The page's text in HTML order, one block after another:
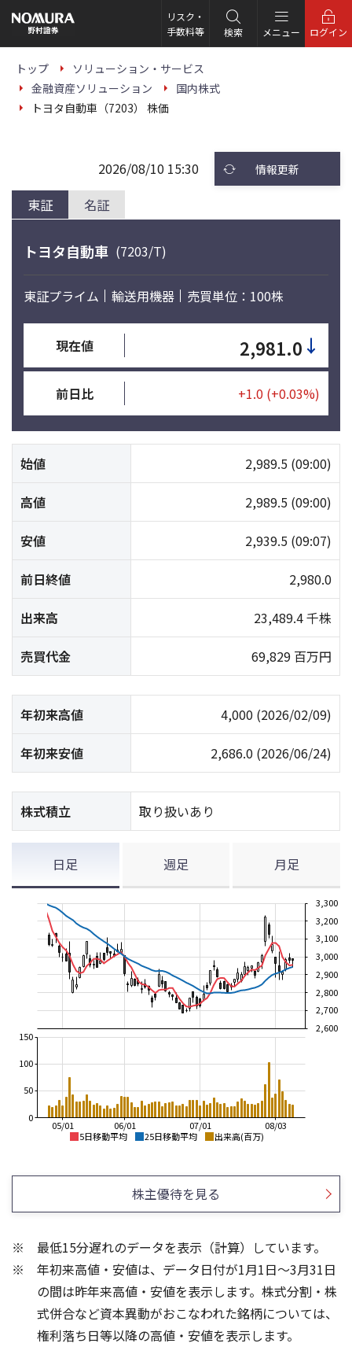
の
ー
リスク・
手数料等
検索 メニュー ログイン
トップ
ソリューション・サービス
金融資産ソリューション
国内株式
トヨタ自動車（7203） 株価
東証 名証
2026/08/10 15:30 情報更新
トヨタ自動車 (7203/T)
東証プライム 輸送用機器 売買単位：100株
現在値 2,981.0 ↓
前日比 +1.0 (+0.03%)
始値 2,989.5 (09:00)
高値 2,989.5 (09:00)
安値 2,939.5 (09:07)
前日終値 2,980.0
出来高 23,489.4 千株
売買代金 69,829 百万円
年初来高値 4,000 (2026/02/09)
年初来安値 2,686.0 (2026/06/24)
株式積立 取り扱いあり
日足 週足 月足
5日移動平均 25日移動平均 出来高(百万)
08/03
07/01
06/01
05/01
2,600
2,700
2,800
2,900
3,000
3,100
3,200
3,300
0
50
100
150
2,000
2,500
3,500
4,000
1,000
1,500
2,000
3,000
3,500
4,000
株主優待を見る
最低15分遅れのデータを表示（計算）しています。
年初来高値・安値は、データ日付が1月1日～3月31日
の間は昨年来高値・安値を表示します。株式分割・株
式併合など資本異動がおこなわれた銘柄については、
権利落ち日等以降の高値・安値を表示します。